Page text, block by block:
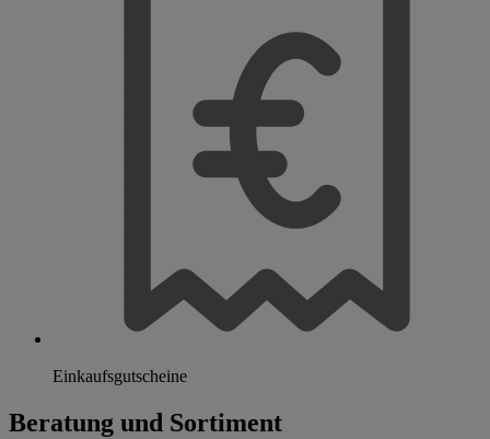
Einkaufsgutscheine
Beratung und Sortiment